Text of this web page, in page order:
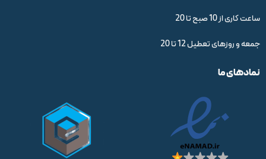
ساعت کاری از 10 صبح تا 20
جمعه و روزهای تعطیل 12 تا 20
نمادهای ما